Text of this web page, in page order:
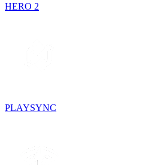
HERO 2
PLAYSYNC